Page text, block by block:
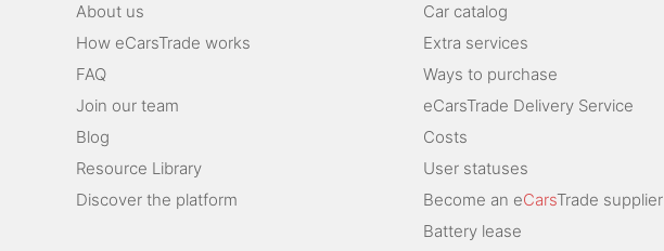
About us
How eCarsTrade works
FAQ
Join our team
Blog
Resource Library
Discover the platform
Car catalog
Extra services
Ways to purchase
eCarsTrade Delivery Service
Costs
User statuses
Become an eCarsTrade supplier
Battery lease